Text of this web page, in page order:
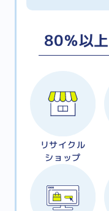
80％以上
リサイクル
ショップ